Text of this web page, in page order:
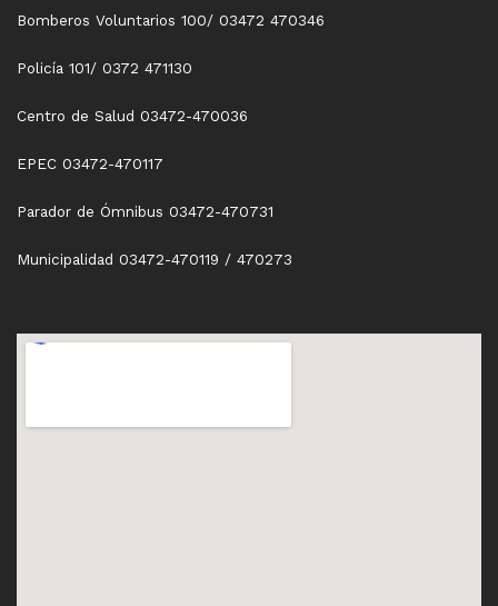
Bomberos Voluntarios 100/ 03472 470346
Policía 101/ 0372 471130
Centro de Salud 03472-470036
EPEC 03472-470117
Parador de Ómnibus 03472-470731
Municipalidad 03472-470119 / 470273